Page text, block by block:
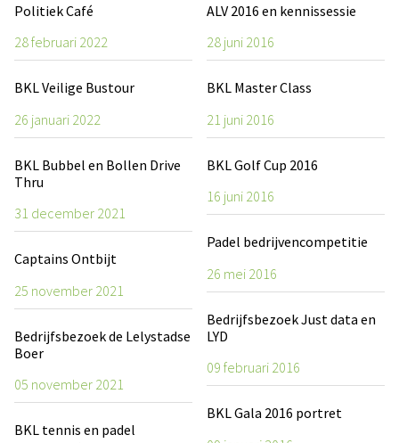
Politiek Café
28 februari 2022
BKL Veilige Bustour
26 januari 2022
BKL Bubbel en Bollen Drive
Thru
31 december 2021
Captains Ontbijt
25 november 2021
Bedrijfsbezoek de Lelystadse
Boer
05 november 2021
BKL tennis en padel
ALV 2016 en kennissessie
28 juni 2016
BKL Master Class
21 juni 2016
BKL Golf Cup 2016
16 juni 2016
Padel bedrijvencompetitie
26 mei 2016
Bedrijfsbezoek Just data en
LYD
09 februari 2016
BKL Gala 2016 portret